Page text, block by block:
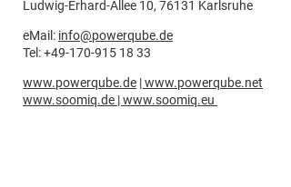
Ludwig-Erhard-Allee 10, 76131 Karlsruhe
eMail: info@powerqube.de
Tel:+49-170-915 18 33
www.powerqube.de | www.powerqube.net
www.soomiq.de | www.soomiq.eu